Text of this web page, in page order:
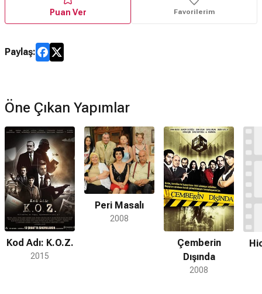
Puan Ver Favorilerim
Paylaş:
Öne Çıkan Yapımlar
Kod Adı: K.O.Z.
2015
Peri Masalı
2008
Çemberin
Dışında
2008